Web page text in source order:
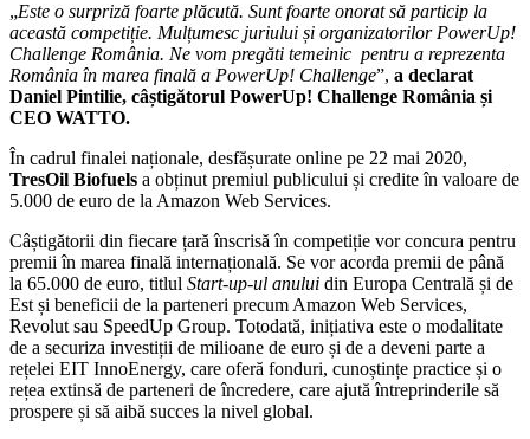
„Este o surpriză foarte plăcută. Sunt foarte onorat să particip la
această competiție. Mulțumesc juriului și organizatorilor PowerUp!
Challenge România. Ne vom pregăti temeinic pentru a reprezenta
România în marea finală a PowerUp! Challenge”, a declarat
Daniel Pintilie, câștigătorul PowerUp! Challenge România și
CEO WATTO.
În cadrul finalei naționale, desfășurate online pe 22 mai 2020,
TresOil Biofuels a obținut premiul publicului și credite în valoare de
5.000 de euro de la Amazon Web Services.
Câștigătorii din fiecare țară înscrisă în competiție vor concura pentru
premii în marea finală internațională. Se vor acorda premii de până
la 65.000 de euro, titlul Start-up-ul anului din Europa Centrală și de
Est și beneficii de la parteneri precum Amazon Web Services,
Revolut sau SpeedUp Group. Totodată, inițiativa este o modalitate
de a securiza investiții de milioane de euro și de a deveni parte a
rețelei EIT InnoEnergy, care oferă fonduri, cunoștințe practice și o
rețea extinsă de parteneri de încredere, care ajută întreprinderile să
prospere și să aibă succes la nivel global.